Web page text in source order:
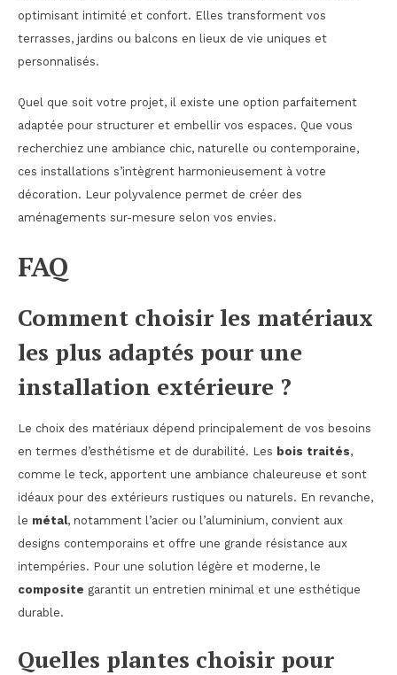
optimisant intimité et confort. Elles transforment vos
terrasses, jardins ou balcons en lieux de vie uniques et
personnalisés.
Quel que soit votre projet, il existe une option parfaitement
adaptée pour structurer et embellir vos espaces. Que vous
recherchiez une ambiance chic, naturelle ou contemporaine,
ces installations s’intègrent harmonieusement à votre
décoration. Leur polyvalence permet de créer des
aménagements sur-mesure selon vos envies.
FAQ
Comment choisir les matériaux
les plus adaptés pour une
installation extérieure ?
Le choix des matériaux dépend principalement de vos besoins
en termes d’esthétisme et de durabilité. Les bois traités,
comme le teck, apportent une ambiance chaleureuse et sont
idéaux pour des extérieurs rustiques ou naturels. En revanche,
le métal, notamment l’acier ou l’aluminium, convient aux
designs contemporains et offre une grande résistance aux
intempéries. Pour une solution légère et moderne, le
composite garantit un entretien minimal et une esthétique
durable.
Quelles plantes choisir pour